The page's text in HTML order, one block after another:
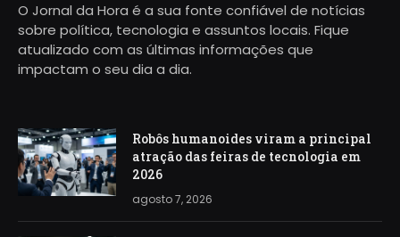
O Jornal da Hora é a sua fonte confiável de notícias
sobre política, tecnologia e assuntos locais. Fique
atualizado com as últimas informações que
impactam o seu dia a dia.
Robôs humanoides viram a principal
atração das feiras de tecnologia em
2026
agosto 7, 2026